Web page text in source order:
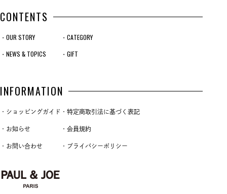
CONTENTS
・OUR STORY
・NEWS & TOPICS
・CATEGORY
・GIFT
INFORMATION
・ショッピングガイド
・お知らせ
・お問い合わせ
・特定商取引法に基づく表記
・会員規約
・プライバシーポリシー